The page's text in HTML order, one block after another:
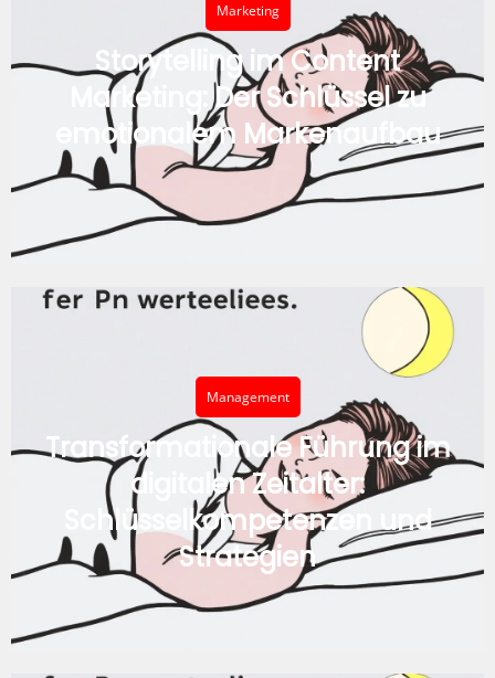
Marketing
Storytelling im Content
Marketing: Der Schlüssel zu
emotionalem Markenaufbau
Management
Transformationale Führung im
digitalen Zeitalter:
Schlüsselkompetenzen und
Strategien